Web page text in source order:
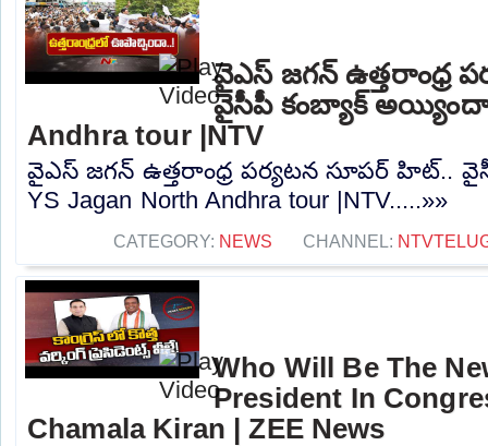
వైఎస్ జగన్ ఉత్తరాంధ్ర
వైసీపీ కంబ్యాక్
Andhra tour |NTV
వైఎస్ జగన్ ఉత్తరాంధ్ర పర్యటన సూపర్ హిట్..
YS Jagan North Andhra tour |NTV.....»»
CATEGORY: NEWS CHANNEL:
Who Will Be The
President In
Chamala Kiran | ZEE News